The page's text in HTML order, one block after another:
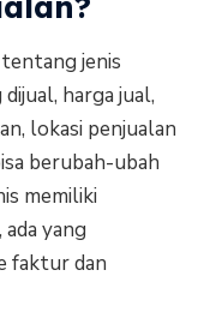
jenis
harga jual,
lokasi penjualan
berubah-ubah
memiliki
yang
faktur dan